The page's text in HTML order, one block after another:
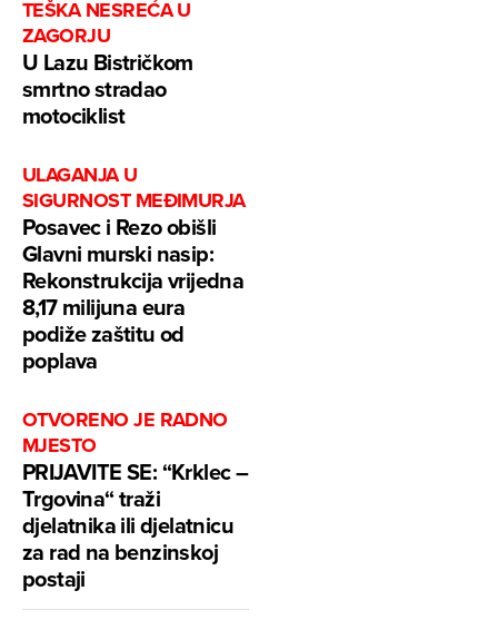
TEŠKA NESREĆA U
ZAGORJU
U Lazu Bistričkom
smrtno stradao
motociklist
ULAGANJA U
SIGURNOST MEĐIMURJA
Posavec i Rezo obišli
Glavni murski nasip:
Rekonstrukcija vrijedna
8,17 milijuna eura
podiže zaštitu od
poplava
OTVORENO JE RADNO
MJESTO
PRIJAVITE SE: “Krklec –
Trgovina“ traži
djelatnika ili djelatnicu
za rad na benzinskoj
postaji